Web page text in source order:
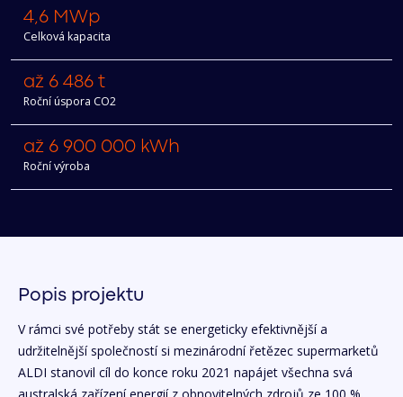
4,6 MWp
Celková kapacita
až 6 486 t
Roční úspora CO2
až 6 900 000 kWh
Roční výroba
Popis projektu
V rámci své potřeby stát se energeticky efektivnější a
udržitelnější společností si mezinárodní řetězec supermarketů
ALDI stanovil cíl do konce roku 2021 napájet všechna svá